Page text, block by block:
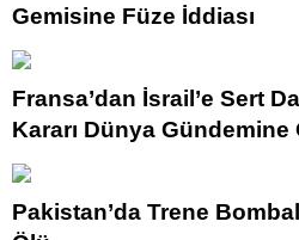
Gemisine Füze İddiası
Fransa’dan İsrail’e Sert
Kararı Dünya Gündemine
Pakistan’da Trene